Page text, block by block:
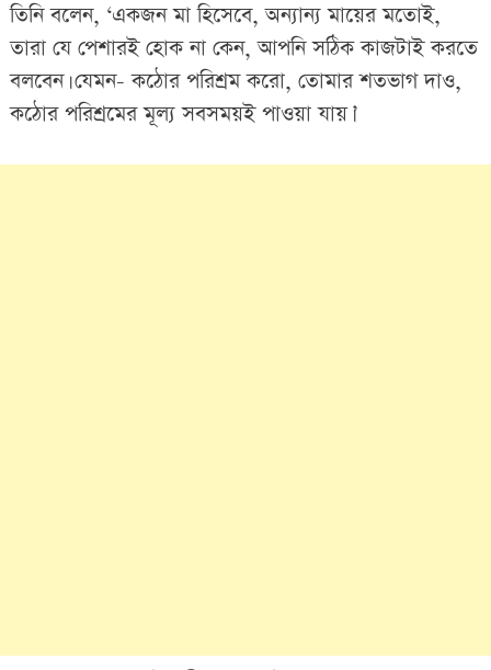
তিনি বলেন, ‘একজন মা হিসেবে, অন্যান্য মায়ের মতোই,
তারা যে পেশারই হোক না কেন, আপনি সঠিক কাজটাই করতে
বলবেন। যেমন- কঠোর পরিশ্রম করো, তোমার শতভাগ দাও,
কঠোর পরিশ্রমের মূল্য সবসময়ই পাওয়া যায়।’